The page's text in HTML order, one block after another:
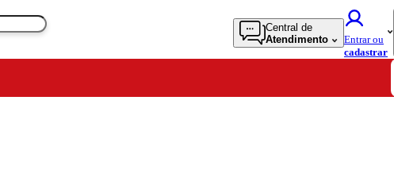
Central de
Atendimento
Entrar ou
cadastrar